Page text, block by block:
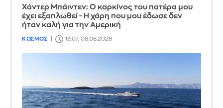
Χάντερ Μπάιντεν: Ο καρκίνος του πατέρα μου
έχει εξαπλωθεί - Η χάρη που μου έδωσε δεν
ήταν καλή για την Αμερική
ΚΟΣΜΟΣ 13:07, 08.08.2026